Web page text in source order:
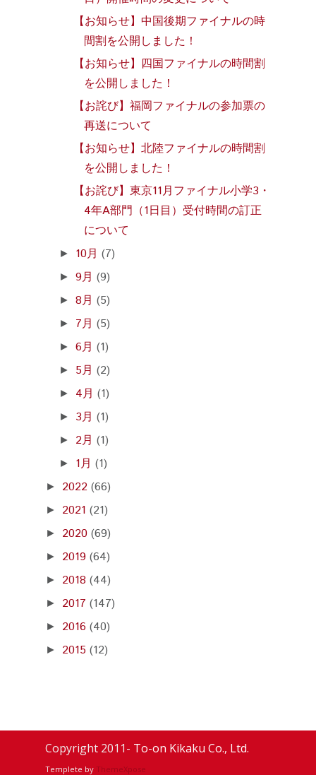
【お知らせ】中国後期ファイナルの時
間割を公開しました！
【お知らせ】四国ファイナルの時間割
を公開しました！
【お詫び】福岡ファイナルの参加票の
再送について
【お知らせ】北陸ファイナルの時間割
を公開しました！
【お詫び】東京11月ファイナル小学3・
4年A部門（1日目）受付時間の訂正
について
► 10月(7)
►9月(9)
►8月(5)
► 7月(5)
►6月(1)
► 5月(2)
► 4月(1)
► 3月(1)
► 2月(1)
► 1月(1)
► 2022 (66)
► 2021 (21)
► 2020 (69)
► 2019 (64)
► 2018 (44)
► 2017 (147)
► 2016 (40)
► 2015 (12)
Copyright 2011- To-on Kikaku Co., Ltd.
Templete by ThemeXpose